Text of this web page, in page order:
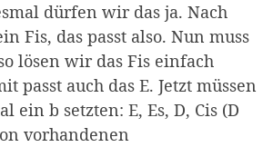
dürfen wir das ja. Nach
Fis, das passt also. Nun muss
lösen wir das Fis einfach
passt auch das E. Jetzt müssen
ein b setzten: E, Es, D, Cis (D
vorhandenen